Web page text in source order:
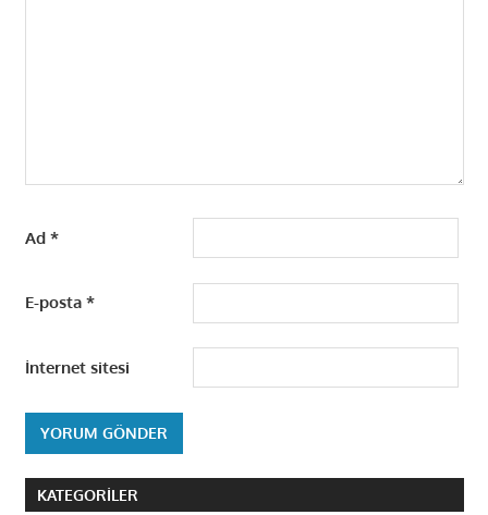
Ad *
E-posta *
İnternet sitesi
KATEGORILER